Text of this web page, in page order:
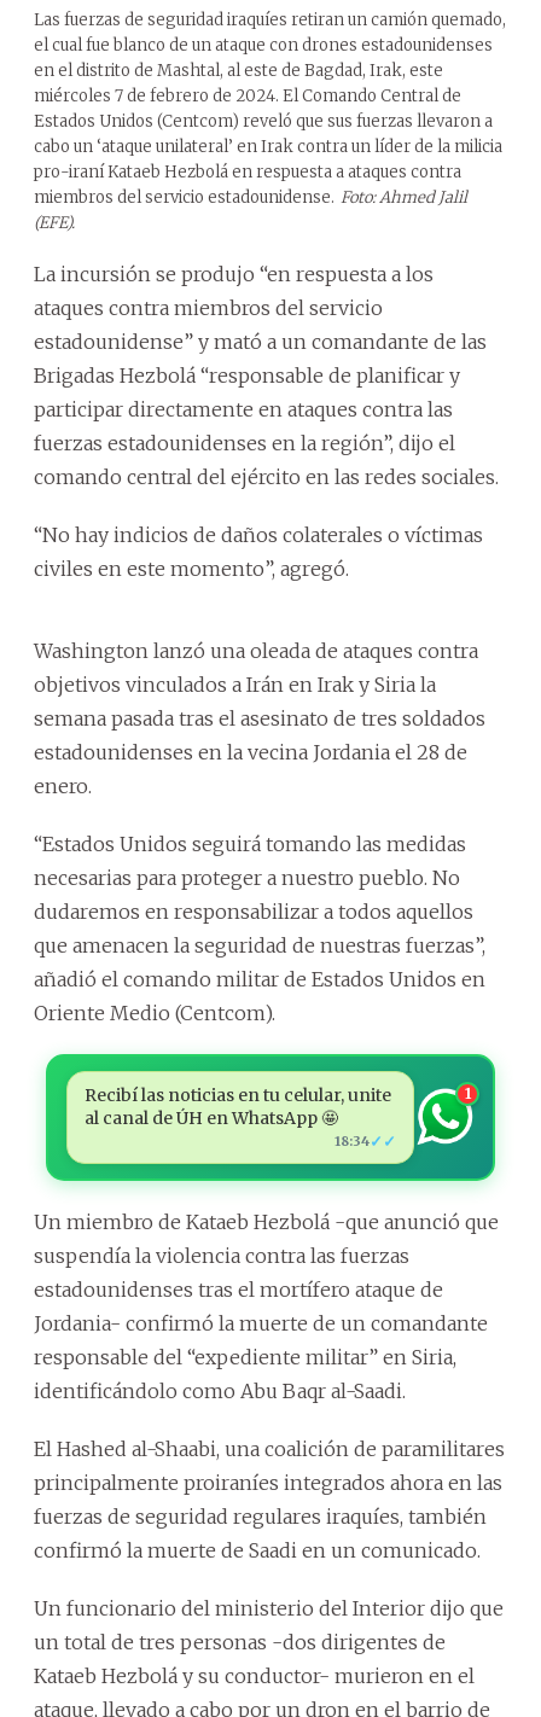
Las fuerzas de seguridad iraquíes retiran un camión quemado,
el cual fue blanco de un ataque con drones estadounidenses
en el distrito de Mashtal, al este de Bagdad, Irak, este
miércoles 7 de febrero de 2024. El Comando Central de
Estados Unidos (Centcom) reveló que sus fuerzas llevaron a
cabo un ‘ataque unilateral’ en Irak contra un líder de la milicia
pro-iraní Kataeb Hezbolá en respuesta a ataques contra
miembros del servicio estadounidense. Foto: Ahmed Jalil
(EFE).
La incursión se produjo “en respuesta a los
ataques contra miembros del servicio
estadounidense” y mató a un comandante de las
Brigadas Hezbolá “responsable de planificar y
participar directamente en ataques contra las
fuerzas estadounidenses en la región”, dijo el
comando central del ejército en las redes sociales.
“No hay indicios de daños colaterales o víctimas
civiles en este momento”, agregó.
Washington lanzó una oleada de ataques contra
objetivos vinculados a Irán en Irak y Siria la
semana pasada tras el asesinato de tres soldados
estadounidenses en la vecina Jordania el 28 de
enero.
“Estados Unidos seguirá tomando las medidas
necesarias para proteger a nuestro pueblo. No
dudaremos en responsabilizar a todos aquellos
que amenacen la seguridad de nuestras fuerzas”,
añadió el comando militar de Estados Unidos en
Oriente Medio (Centcom).
Recibí las noticias en tu celular, unite
al canal de ÚH en WhatsApp 🤩
18:34✓✓
1
Un miembro de Kataeb Hezbolá -que anunció que
suspendía la violencia contra las fuerzas
estadounidenses tras el mortífero ataque de
Jordania- confirmó la muerte de un comandante
responsable del “expediente militar” en Siria,
identificándolo como Abu Baqr al-Saadi.
El Hashed al-Shaabi, una coalición de paramilitares
principalmente proiraníes integrados ahora en las
fuerzas de seguridad regulares iraquíes, también
confirmó la muerte de Saadi en un comunicado.
Un funcionario del ministerio del Interior dijo que
un total de tres personas -dos dirigentes de
Kataeb Hezbolá y su conductor- murieron en el
ataque, llevado a cabo por un dron en el barrio de